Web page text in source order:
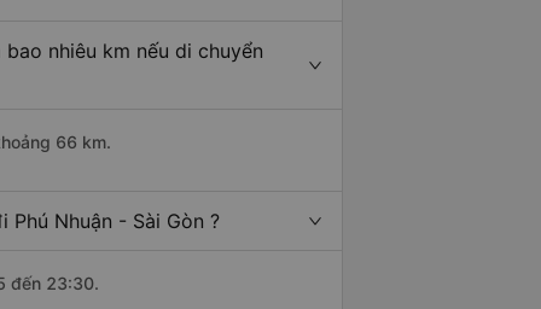
nhiêu km nếu di chuyển
66 km.
Nhuận - Sài Gòn ?
đến 23:30.